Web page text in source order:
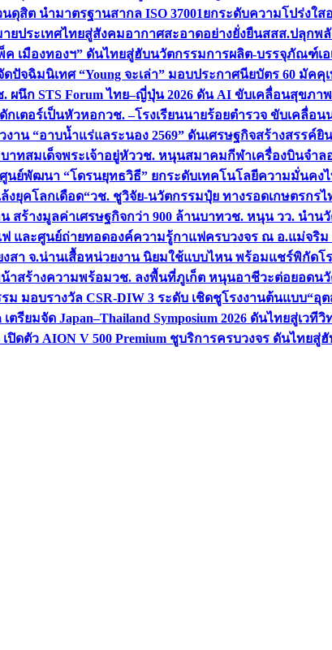
ดุสิต นำมาตรฐานสากล ISO 37001ยกระดับความโปร่งใ
ยประเทศไทยสู่สังคมอากาศสะอาดอย่างยั่งยืนสสส.ปลุกพลั
พ็ค เมืองทองฯ” ดันไทยสู่ฮับนวัตกรรมการผลิต-บรรจุภัณฑ์เ
ปัจฉิมนิเทศ “Young จะเล่า” มอบประกาศนียบัตร 60 มัคคุ
. ผนึก STS Forum ไทย–ญี่ปุ่น 2026 ดัน AI ขับเคลื่อนสุขภา
กเตอร์เป็นหัวหอกวช. –โรงเรียนนายร้อยตำรวจ ขับเคลื่อ
น “อาบน้ำแร่แลระนอง 2569” ดันเศรษฐกิจสร้างสรรค์ยิ
าทสมเด็จพระเจ้าอยู่หัววช. หนุนสมาคมกีฬาเครื่องบินจำล
นย์พัฒนา “โดรนยุทธวิธี” ยกระดับเทคโนโลยีความมั่นคง
งยุคโลกเดือด“วช. ชูวิจัย-นวัตกรรมปุ๋ย ทางรอดเกษตรกร
สร้างมูลค่าเศรษฐกิจกว่า 900 ล้านบาทวช. หนุน วว. นำน
และศูนย์ถ่ายทอดองค์ความรู้กาแฟครบวงจร ณ อ.แม่จริม
สา จ.น่านเสื้อหน่วยงาน นิยมใช้แบบไหน พร้อมแชร์พิกัดโ
น้าสร้างความพร้อมวช. ลงพื้นที่ภูเก็ต หนุนอาชีวะต่อยอดน
ม มอบรางวัล CSR-DIW 3 ระดับ เชิดชูโรงงานต้นแบบ“
ตรียมจัด Japan–Thailand Symposium 2026 ดันไทยสู่เวที
เปิดตัว AION V 500 Premium ชูบริการครบวงจร ดันไทยสู่